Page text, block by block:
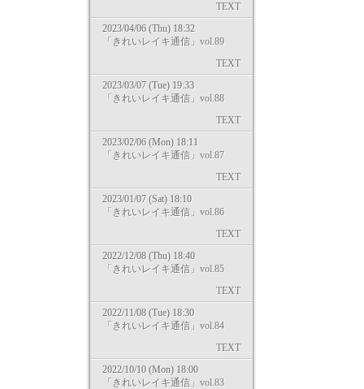
TEXT
2023/04/06 (Thu) 18:32
「きれいレイキ通信」vol.89
TEXT
2023/03/07 (Tue) 19:33
「きれいレイキ通信」vol.88
TEXT
2023/02/06 (Mon) 18:11
「きれいレイキ通信」vol.87
TEXT
2023/01/07 (Sat) 18:10
「きれいレイキ通信」vol.86
TEXT
2022/12/08 (Thu) 18:40
「きれいレイキ通信」vol.85
TEXT
2022/11/08 (Tue) 18:30
「きれいレイキ通信」vol.84
TEXT
2022/10/10 (Mon) 18:00
「きれいレイキ通信」vol.83